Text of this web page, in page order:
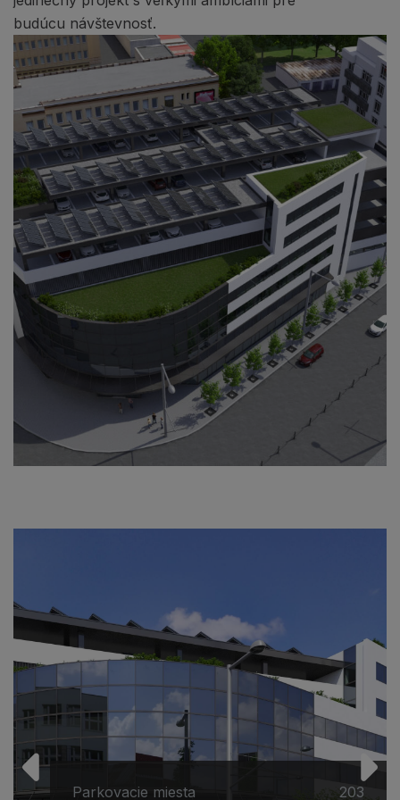
budúcu návštevnosť.
Parkovacie miesta 203